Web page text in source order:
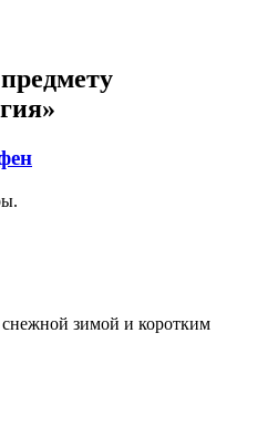
зимой и коротким